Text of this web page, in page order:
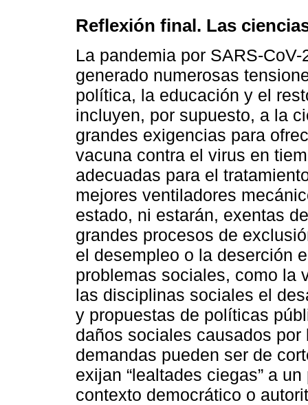
Reflexión final. Las
La pandemia por SARS-
generado numerosas
política, la educación y el
incluyen, por supuesto, a la
grandes exigencias para
vacuna contra el virus en
adecuadas para el
mejores ventiladores
estado, ni estarán, exentas
grandes procesos de
el desempleo o la deserción
problemas sociales, como la
las disciplinas sociales el
y propuestas de políticas
daños sociales causados
demandas pueden ser de
exijan “lealtades ciegas” a
contexto democrático o